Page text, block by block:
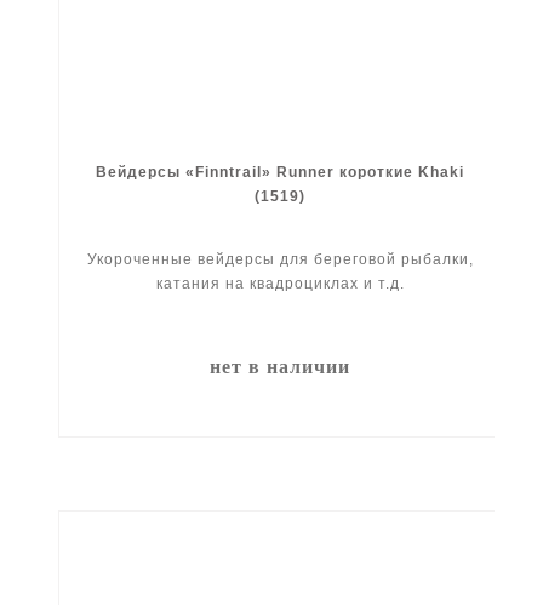
Вейдерсы «Finntrail» Runner короткие Khaki
(1519)
Укороченные вейдерсы для береговой рыбалки,
катания на квадроциклах и т.д.
нет в наличии